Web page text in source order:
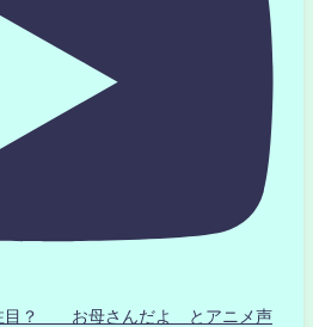
目？ お母さんだよ とアニメ声